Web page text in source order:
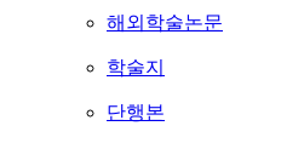
해외학술논문
학술지
단행본